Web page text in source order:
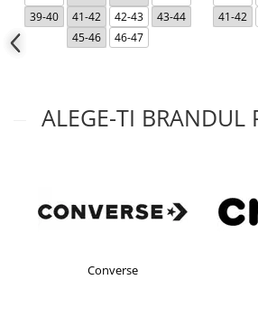
39-40
41-42 42-43
43-44
45-46
46-47
41-42
ALEGE-TI BRANDUL
Converse